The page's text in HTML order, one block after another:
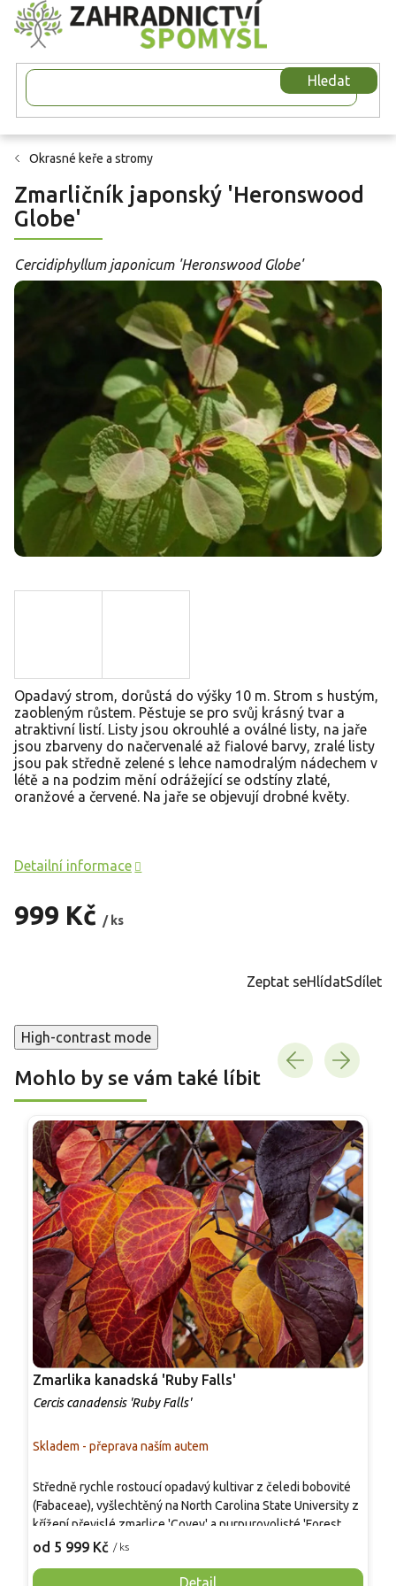
Přejít
na
obsah
Hledat
Okrasné keře a stromy
Zmarličník japonský 'Heronswood
Globe'
Cercidiphyllum japonicum 'Heronswood Globe'
999 Kč / ks
Opadavý strom, dorůstá do výšky 10 m. Strom s hustým,
zaobleným růstem. Pěstuje se pro svůj krásný tvar a
atraktivní listí. Listy jsou okrouhlé a oválné listy, na jaře
jsou zbarveny do načervenalé až fialové barvy, zralé listy
jsou pak středně zelené s lehce namodralým nádechem v
létě a na podzim mění odrážející se odstíny zlaté,
oranžové a červené. Na jaře se objevují drobné květy.
Detailní informace
Zeptat seHlídatSdílet
High-contrast mode
Mohlo by se vám také líbit
Zmarlika kanadská 'Ruby Falls'
Cercis canadensis 'Ruby Falls'
Skladem - přeprava naším autem
od 5 999 Kč / ks
Detail
Středně rychle rostoucí opadavý kultivar z čeledi bobovité
(Fabaceae), vyšlechtěný na North Carolina State University z
křížení převislé zmarlice 'Covey' a purpurovolisté 'Forest
Pansy'. Vytváří úzký kmen a kaskádovitě převislé větve. V
podle kmínku roubování. Listy 8–10 cm raší tmavě purpurově,